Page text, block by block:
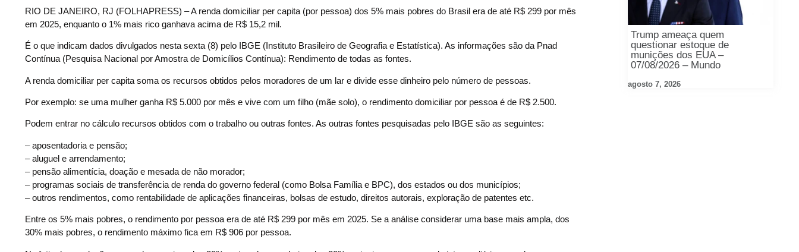
RIO DE JANEIRO, RJ (FOLHAPRESS) – A renda domiciliar per capita (por pessoa) dos 5% mais pobres do Brasil era de até R$ 299 por mês
em 2025, enquanto o 1% mais rico ganhava acima de R$ 15,2 mil.
É o que indicam dados divulgados nesta sexta (8) pelo IBGE (Instituto Brasileiro de Geografia e Estatística). As informações são da Pnad
Contínua (Pesquisa Nacional por Amostra de Domicílios Contínua): Rendimento de todas as fontes.
A renda domiciliar per capita soma os recursos obtidos pelos moradores de um lar e divide esse dinheiro pelo número de pessoas.
Por exemplo: se uma mulher ganha R$ 5.000 por mês e vive com um filho (mãe solo), o rendimento domiciliar por pessoa é de R$ 2.500.
Podem entrar no cálculo recursos obtidos com o trabalho ou outras fontes. As outras fontes pesquisadas pelo IBGE são as seguintes:
– aposentadoria e pensão;
– aluguel e arrendamento;
– pensão alimentícia, doação e mesada de não morador;
– programas sociais de transferência de renda do governo federal (como Bolsa Família e BPC), dos estados ou dos municípios;
– outros rendimentos, como rentabilidade de aplicações financeiras, bolsas de estudo, direitos autorais, exploração de patentes etc.
Entre os 5% mais pobres, o rendimento por pessoa era de até R$ 299 por mês em 2025. Se a análise considerar uma base mais ampla, dos
30% mais pobres, o rendimento máximo fica em R$ 906 por pessoa.
Trump ameaça quem
questionar estoque de
munições dos EUA –
07/08/2026 – Mundo
agosto 7, 2026